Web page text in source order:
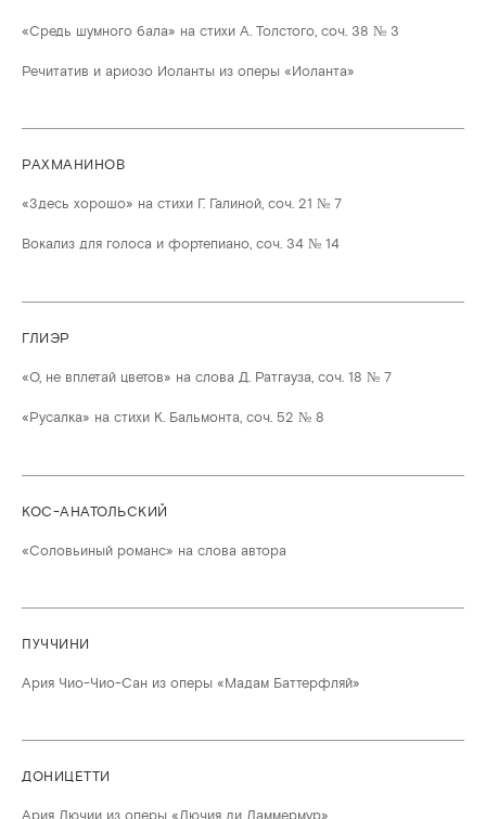
«Средь шумного бала» на стихи А. Толстого, соч. 38 № 3
Речитатив и ариозо Иоланты из оперы «Иоланта»
РАХМАНИНОВ
«Здесь хорошо» на стихи Г. Галиной, соч. 21 № 7
Вокализ для голоса и фортепиано, соч. 34 № 14
ГЛИЭР
«О, не вплетай цветов» на слова Д. Ратгауза, соч. 18 № 7
«Русалка» на стихи К. Бальмонта, соч. 52 № 8
КОС-АНАТОЛЬСКИЙ
«Соловьиный романс» на слова автора
ПУЧЧИНИ
Ария Чио-Чио-Сан из оперы «Мадам Баттерфляй»
ДОНИЦЕТТИ
Ария Лючии из оперы «Лючия ди Ламмермур»